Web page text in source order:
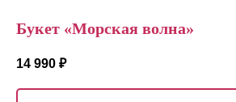
Букет «Морская волна»
14 990 ₽